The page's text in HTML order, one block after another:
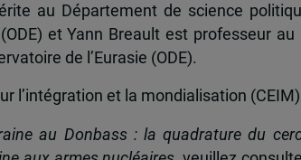
au Département de science
et Yann Breault est professeur
de l’Eurasie (ODE).
l’intégration et la mondialisation (CEIM)
au Donbass : la quadrature du